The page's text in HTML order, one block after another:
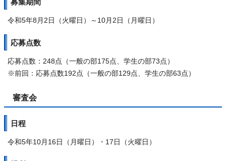
募集期間
令和5年8月2日（火曜日）～10月2日（月曜日）
応募点数
応募点数：248点（一般の部175点、学生の部73点）
※前回：応募点数192点（一般の部129点、学生の部63点）
審査会
日程
令和5年10月16日（月曜日）・17日（火曜日）